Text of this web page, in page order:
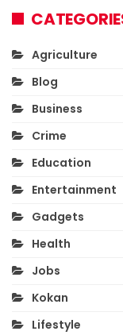
Agriculture
Blog
Business
Crime
Education
Entertainment
Gadgets
Health
Jobs
Kokan
Lifestyle